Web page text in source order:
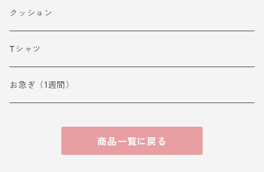
クッション
Tシャツ
お急ぎ（1週間）
商品一覧に戻る